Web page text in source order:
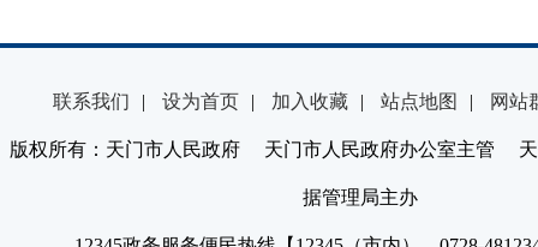
联系我们 | 设为首页 | 加入收藏 | 站点地图 | 网站
版权所有：天门市人民政府 天门市人民政府办公室主管 天
据管理局主办